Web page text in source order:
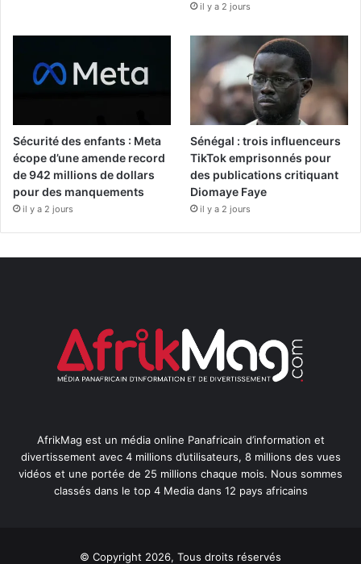
il y a 2 jours
Sécurité des enfants : Meta
écope d’une amende record
de 942 millions de dollars
pour des manquements
il y a 2 jours
Sénégal : trois influenceurs
TikTok emprisonnés pour
des publications critiquant
Diomaye Faye
il y a 2 jours
AfrikMag est un média online Panafricain d’information et
divertissement avec 4 millions d’utilisateurs, 8 millions des vues
vidéos et une portée de 25 millions chaque mois. Nous sommes
classés dans le top 4 Media dans 12 pays africains
© Copyright 2026, Tous droits réservés